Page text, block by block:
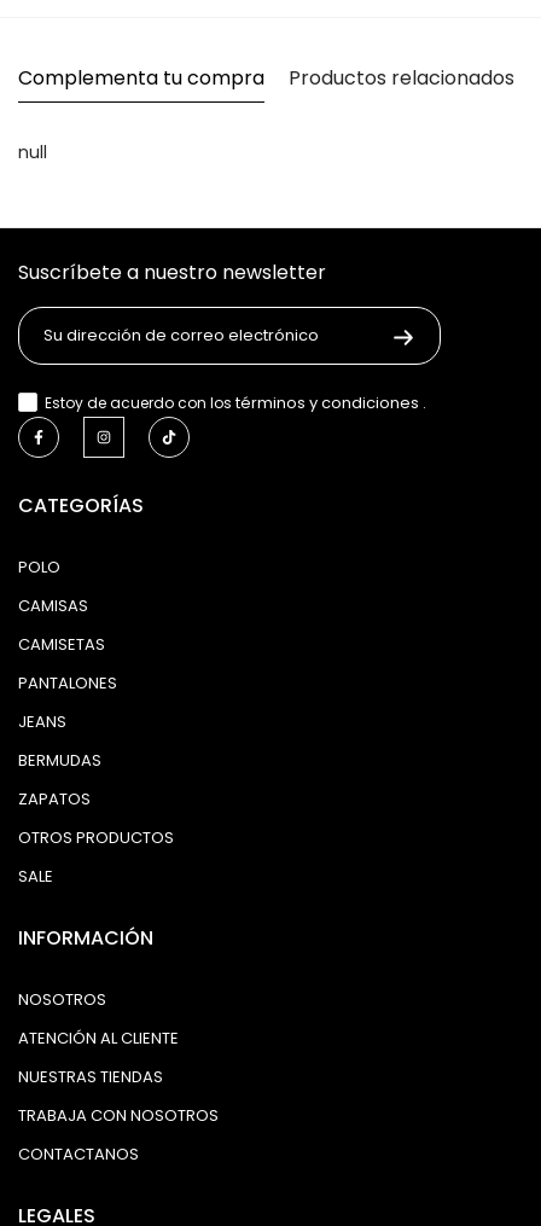
Complementa tu compra Productos relacionados
null
Suscríbete a nuestro newsletter
Estoy de acuerdo con lostérminos y condiciones .
CATEGORÍAS
POLO
CAMISAS
CAMISETAS
PANTALONES
JEANS
BERMUDAS
ZAPATOS
OTROS PRODUCTOS
SALE
INFORMACIÓN
NOSOTROS
ATENCIÓN AL CLIENTE
NUESTRAS TIENDAS
TRABAJA CON NOSOTROS
CONTACTANOS
LEGALES